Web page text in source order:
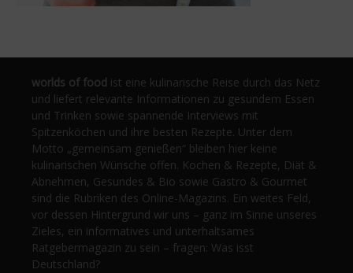
worlds of food ist eine kulinarische Reise durch das Netz
und liefert relevante Informationen zu gesundem Essen
und Trinken sowie spannende Interviews mit
Spitzenköchen und ihre besten Rezepte. Unter dem
Motto „gemeinsam genießen“ bleiben hier keine
kulinarischen Wünsche offen. Kochen & Rezepte, Diät &
Abnehmen, Gesundes & Bio sowie Gastro & Gourmet
sind die Rubriken des Online-Magazins. Ein weites Feld,
vor dessen Hintergrund wir uns – ganz im Sinne unseres
Zieles, ein informatives und unterhaltsames
Ratgebermagazin zu sein – fragen: Was isst
Deutschland?